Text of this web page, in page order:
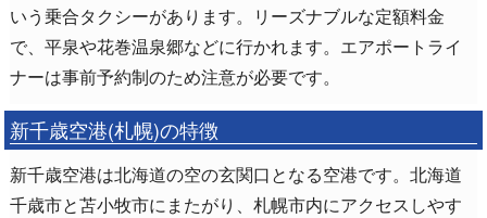
いう乗合タクシーがあります。リーズナブルな定額料金
で、平泉や花巻温泉郷などに行かれます。エアポートライ
ナーは事前予約制のため注意が必要です。
新千歳空港(札幌)の特徴
新千歳空港は北海道の空の玄関口となる空港です。北海道
千歳市と苫小牧市にまたがり、札幌市内にアクセスしやす